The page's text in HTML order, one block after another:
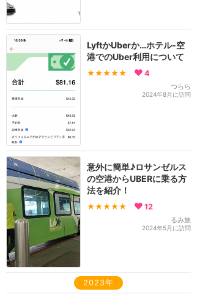
LyftかUberか…ホテル‐空
港でのUber利用について
★★★★★ 4
つらら
2024年8月に訪問
意外に簡単♪ロサンゼルス
の空港からUBERに乗る方
法を紹介！
★★★★★ 12
るみ旅
2024年5月に訪問
2023年